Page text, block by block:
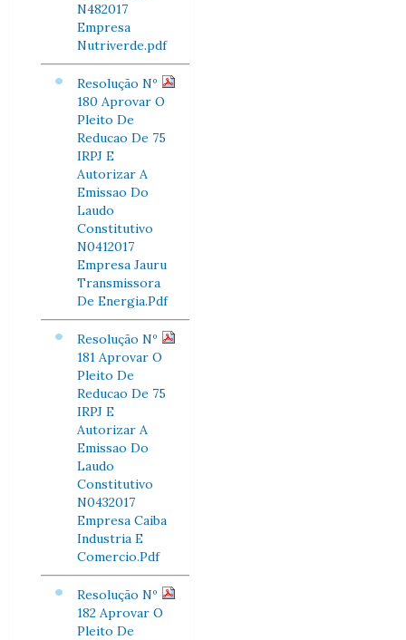
N482017
Empresa
Nutriverde.pdf
Resolução Nº
180 Aprovar O
Pleito De
Reducao De 75
IRPJ E
Autorizar A
Emissao Do
Laudo
Constitutivo
N0412017
Empresa Jauru
Transmissora
De Energia.Pdf
Resolução Nº
181 Aprovar O
Pleito De
Reducao De 75
IRPJ E
Autorizar A
Emissao Do
Laudo
Constitutivo
N0432017
Empresa Caiba
Industria E
Comercio.Pdf
Resolução Nº
182 Aprovar O
Pleito De